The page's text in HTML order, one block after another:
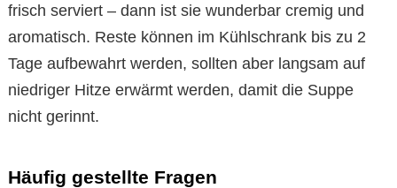
frisch serviert – dann ist sie wunderbar cremig und
aromatisch. Reste können im Kühlschrank bis zu 2
Tage aufbewahrt werden, sollten aber langsam auf
niedriger Hitze erwärmt werden, damit die Suppe
nicht gerinnt.
Häufig gestellte Fragen